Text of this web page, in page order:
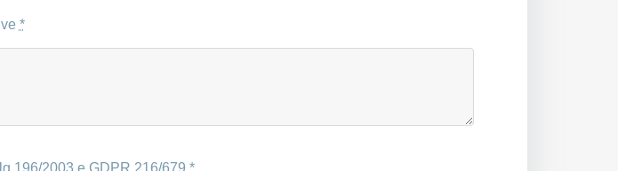
*
2003 e GDPR 216/679 *